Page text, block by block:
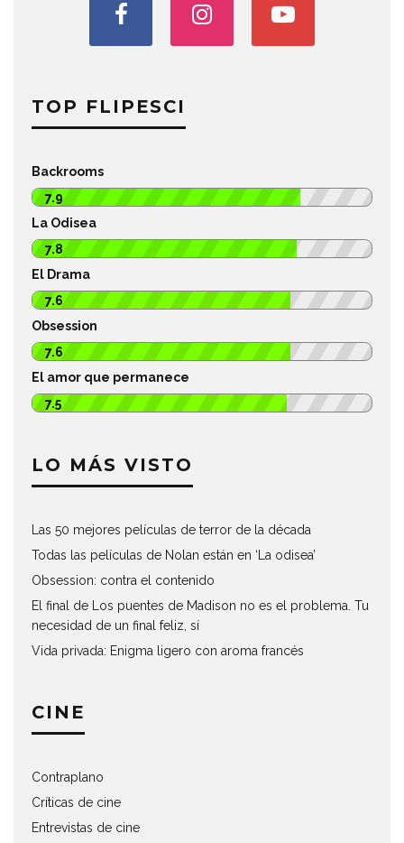
TOP FLIPESCI
Backrooms
7.9
La Odisea
7.8
El Drama
7.6
Obsession
7.6
El amor que permanece
7.5
LO MÁS VISTO
Las 50 mejores películas de terror de la década
Todas las películas de Nolan están en ‘La odisea’
Obsession: contra el contenido
El final de Los puentes de Madison no es el problema. Tu
necesidad de un final feliz, sí
Vida privada: Enigma ligero con aroma francés
CINE
Contraplano
Críticas de cine
Entrevistas de cine